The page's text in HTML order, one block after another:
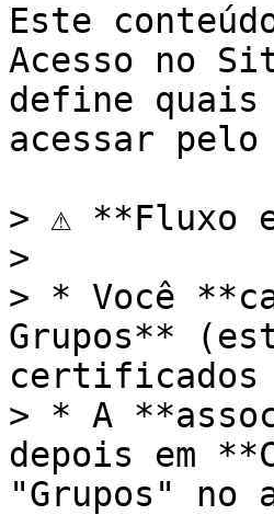
Este
Acesso no
define
acessar
> ⚠️ **Fluxo
>
> * Você
Grupos**
certificados
> * A
depois em
"Grupos" no